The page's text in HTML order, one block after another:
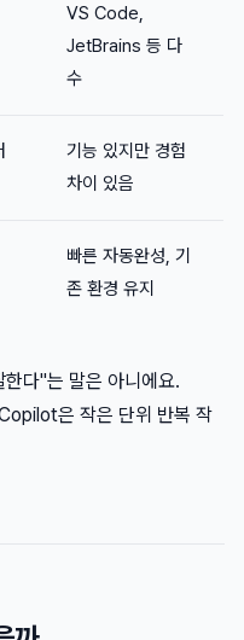
VS Code,
JetBrains 등 다
수
기능 있지만 경험
차이 있음
빠른 자동완성, 기
존 환경 유지
다"는 말은 아니에요.
은 작은 단위 반복 작